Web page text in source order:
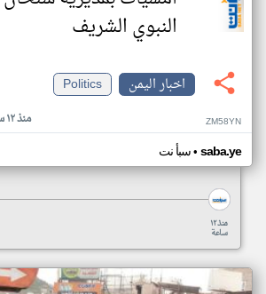
النبوي الشريف
اخبار اليمن
Politics
منذ ١٢ ساعة ZM58YN
سبأ نت• saba.ye
منذ ١٢
ساعة